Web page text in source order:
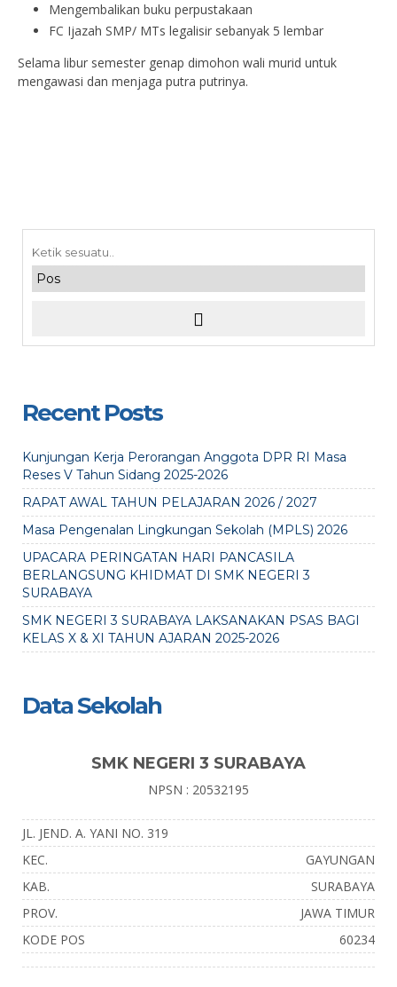
Mengembalikan buku perpustakaan
FC Ijazah SMP/ MTs legalisir sebanyak 5 lembar
Selama libur semester genap dimohon wali murid untuk
mengawasi dan menjaga putra putrinya.
Recent Posts
Kunjungan Kerja Perorangan Anggota DPR RI Masa
Reses V Tahun Sidang 2025-2026
RAPAT AWAL TAHUN PELAJARAN 2026 / 2027
Masa Pengenalan Lingkungan Sekolah (MPLS) 2026
UPACARA PERINGATAN HARI PANCASILA
BERLANGSUNG KHIDMAT DI SMK NEGERI 3
SURABAYA
SMK NEGERI 3 SURABAYA LAKSANAKAN PSAS BAGI
KELAS X & XI TAHUN AJARAN 2025-2026
Data Sekolah
SMK NEGERI 3 SURABAYA
NPSN : 20532195
JL. JEND. A. YANI NO. 319
KEC.
GAYUNGAN
KAB.
SURABAYA
PROV.
JAWA TIMUR
KODE POS
60234